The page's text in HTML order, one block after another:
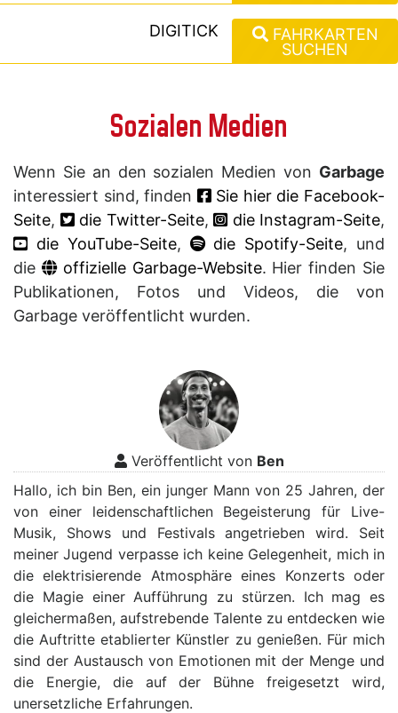
DIGITICK
FAHRKARTEN
SUCHEN
Sozialen Medien
Wenn Sie an den sozialen Medien von Garbage
interessiert sind, finden
Sie hier die Facebook-
Seite, die Twitter-Seite, die Instagram-Seite,
die YouTube-Seite, die Spotify-Seite, und
die
offizielle Garbage-Website. Hier finden Sie
Publikationen, Fotos und Videos, die von
Garbage veröffentlicht wurden.
Veröffentlicht von Ben
Hallo, ich bin Ben, ein junger Mann von 25 Jahren, der
von einer leidenschaftlichen Begeisterung für Live-
Musik, Shows und Festivals angetrieben wird. Seit
meiner Jugend verpasse ich keine Gelegenheit, mich in
die elektrisierende Atmosphäre eines Konzerts oder
die Magie einer Aufführung zu stürzen. Ich mag es
gleichermaßen, aufstrebende Talente zu entdecken wie
die Auftritte etablierter Künstler zu genießen. Für mich
sind der Austausch von Emotionen mit der Menge und
die Energie, die auf der Bühne freigesetzt wird,
unersetzliche Erfahrungen.